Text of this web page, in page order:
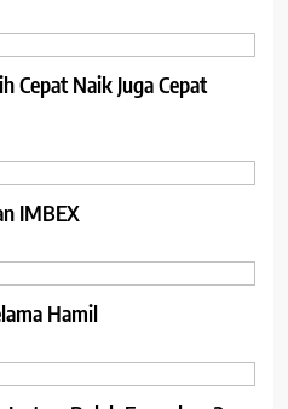
Cepat Naik Juga Cepat
IMBEX
Hamil